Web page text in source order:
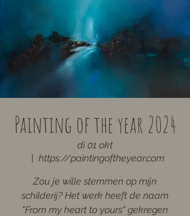
Painting of the year 2024
di 01 okt
  |
https://paintingoftheyear.com
Zou je wille stemmen op mijn
schilderij? Het werk heeft de naam
"From my heart to yours" gekregen